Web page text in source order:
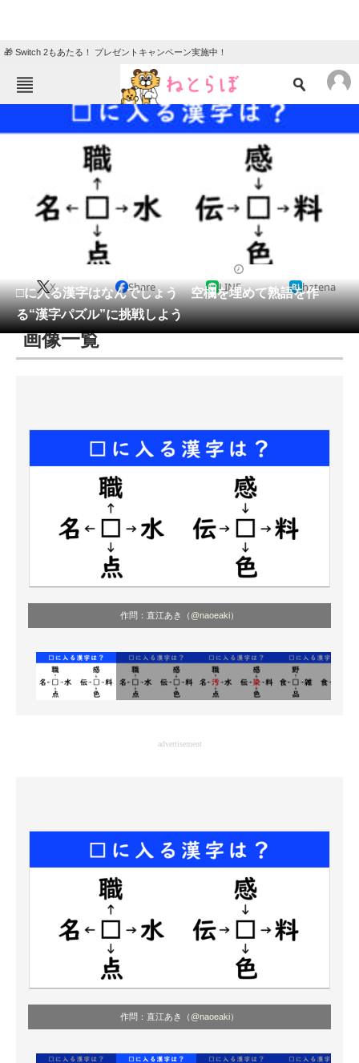
🎁 Switch 2もあたる！ プレゼントキャンペーン実施中！
ねとらぼメニュー
TOP ニュース
地域
教育・育児
会員記事
メディア
注目記事を集めた総合ページ
スマホと通信の最新トレンド
好きが集まる 比べて選べる
ビジネスと働き方のヒント
AI活用のいまが分かる
マーケ×ITの今がよく分かる
ITエンジニア向け専門サイト
モノづくり技術者専門サイト
エレクトロニクス専門サイト
電子設計の基本と応用
エネルギーの専門メディア
建設×テクノロジーの最前線
ちょっと気になるネットの話題
□に入る漢字はなんでしょう 空欄を埋めて熟語を作
る“漢字パズル”に挑戦しよう
X Share LINE hatena
画像一覧
作問：直江あき（ @naoeaki）
advertisement
作問：直江あき（ @naoeaki）